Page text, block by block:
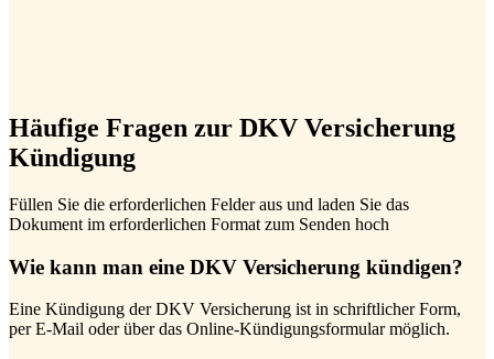
Häufige Fragen zur DKV Versicherung
Kündigung
Füllen Sie die erforderlichen Felder aus und laden Sie das
Dokument im erforderlichen Format zum Senden hoch
Wie kann man eine DKV Versicherung kündigen?
Eine Kündigung der DKV Versicherung ist in schriftlicher Form,
per E-Mail oder über das Online-Kündigungsformular möglich.